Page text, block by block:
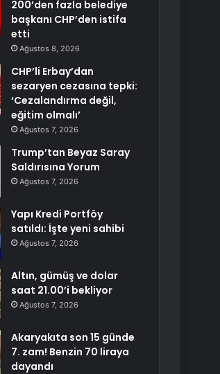
200’den fazla belediye
başkanı CHP’den istifa
etti
Ağustos 8, 2026
CHP’li Erbay’dan
sezaryen cezasına tepki:
‘Cezalandırma değil,
eğitim olmalı’
Ağustos 7, 2026
Trump’tan Beyaz Saray
Saldırısına Yorum
Ağustos 7, 2026
Yapı Kredi Portföy
satıldı: İşte yeni sahibi
Ağustos 7, 2026
Altın, gümüş ve dolar
saat 21.00’i bekliyor
Ağustos 7, 2026
Akaryakıta son 15 günde
7. zam! Benzin 70 liraya
dayandı